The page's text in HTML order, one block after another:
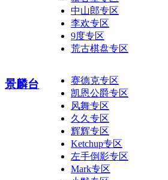
中山郎专区
李欢专区
9度专区
荒古棋盘专区
景麟台
赛德克专区
凯恩公爵专区
风舞专区
久久专区
辉辉专区
Ketchup专区
左手倒影专区
Mark专区